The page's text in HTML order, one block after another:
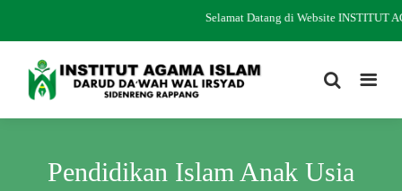
Selamat Datang di Website INSTITUT
Pendidikan Islam Anak Usia